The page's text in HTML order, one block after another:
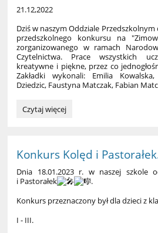
21.12,2022
Dziś w naszym Oddziale
przedszkolnego konkursu na
zorganizowanego w ramach
Czytelnictwa. Prace wszystkich
kreatywne i piękne, przez co
Zakładki wykonali: Emilia
Dziedzic, Faustyna Matczak, Fabian
KONKURS
DO
KSIĄŻKI":
Czytaj więcej
Konkurs Kolęd i
Dnia 18.01.2023 r. w naszej szkole
i Pastorałek
.
Konkurs przeznaczony był dla dzieci z
I - III.